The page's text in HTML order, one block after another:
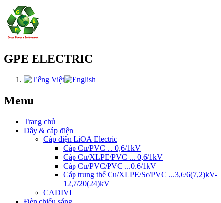
GPE ELECTRIC
Menu
Trang chủ
Dây & cáp điện
Cáp điện LiOA Electric
Cáp Cu/PVC ... 0,6/1kV
Cáp Cu/XLPE/PVC ... 0,6/1kV
Cáp Cu/PVC/PVC ...0,6/1kV
Cáp trung thế Cu/XLPE/Sc/PVC ...3,6/6(7,2)kV-
12,7/20(24)kV
CADIVI
Đèn chiếu sáng